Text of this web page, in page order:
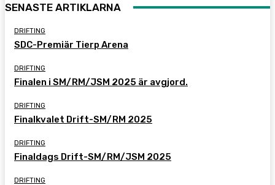
SENASTE ARTIKLARNA
DRIFTING
SDC-Premiär Tierp Arena
DRIFTING
Finalen i SM/RM/JSM 2025 är avgjord.
DRIFTING
Finalkvalet Drift-SM/RM 2025
DRIFTING
Finaldags Drift-SM/RM/JSM 2025
DRIFTING